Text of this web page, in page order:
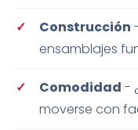
Construcción
ensamblajes
Comodidad -
moverse con